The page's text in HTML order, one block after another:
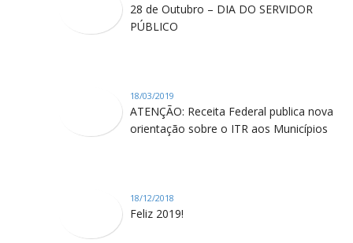
28 de Outubro – DIA DO SERVIDOR
PÚBLICO
18/03/2019
ATENÇÃO: Receita Federal publica nova
orientação sobre o ITR aos Municípios
18/12/2018
Feliz 2019!